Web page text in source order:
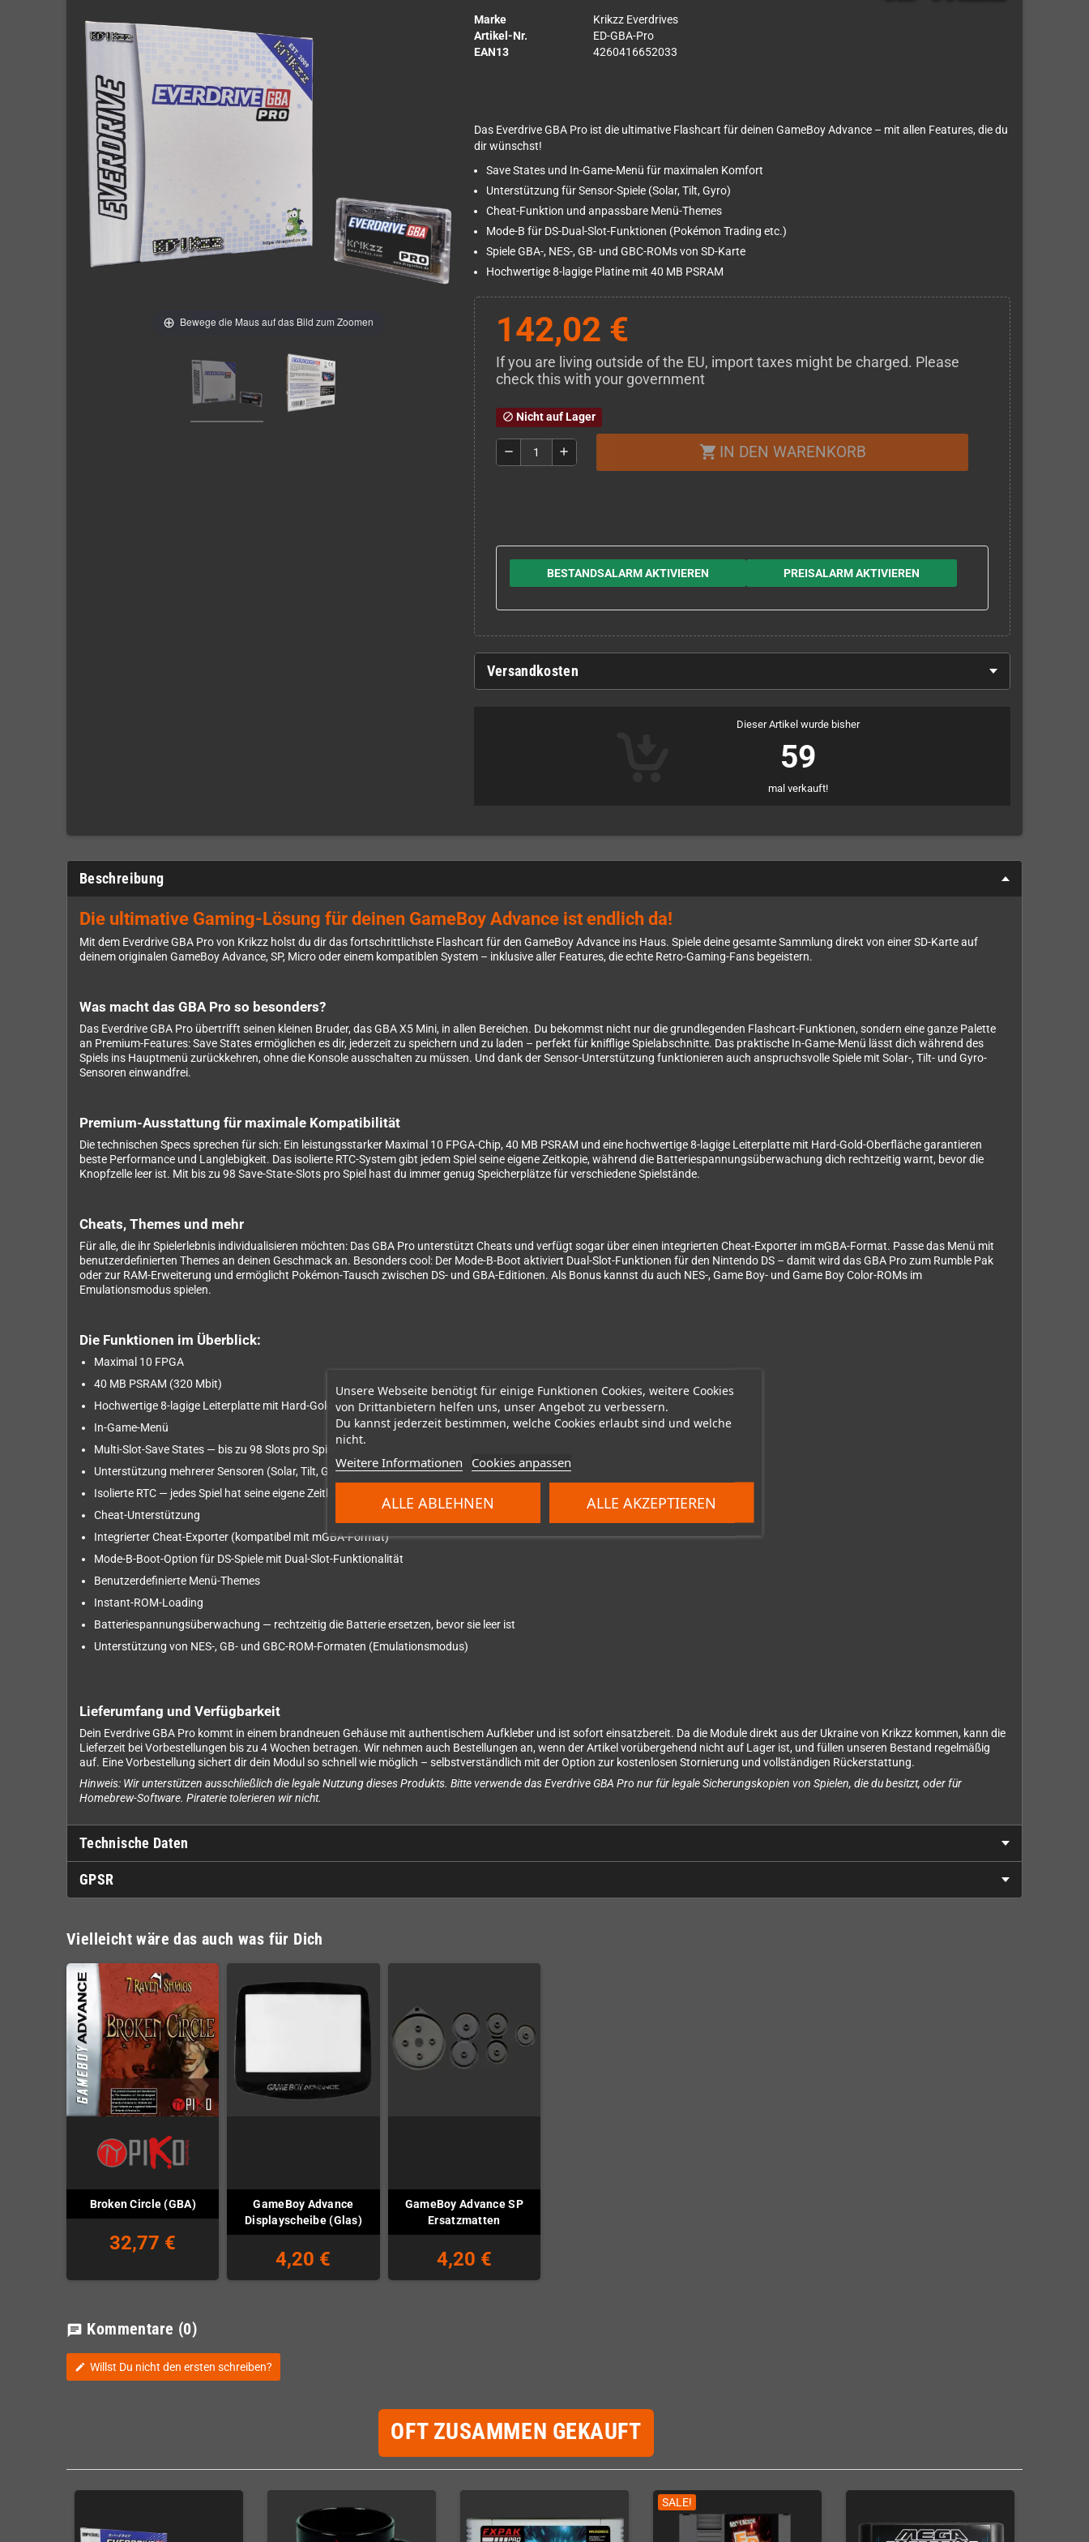
Unsere Webseite benötigt für einige Funktionen Cookies, weitere Cookies
von Drittanbietern helfen uns, unser Angebot zu verbessern.
Du kannst jederzeit bestimmen, welche Cookies erlaubt sind und welche
nicht.
Weitere Informationen Cookies anpassen
ALLE ABLEHNEN ALLE AKZEPTIEREN
Bewege die Maus auf das Bild zum Zoomen
Marke
Krikzz Everdrives
Artikel-Nr.
ED-GBA-Pro
EAN13
4260416652033
Das Everdrive GBA Pro ist die ultimative Flashcart für deinen GameBoy Advance – mit allen Features, die du
dir wünschst!
Save States und In-Game-Menü für maximalen Komfort
Unterstützung für Sensor-Spiele (Solar, Tilt, Gyro)
Cheat-Funktion und anpassbare Menü-Themes
Mode-B für DS-Dual-Slot-Funktionen (Pokémon Trading etc.)
Spiele GBA-, NES-, GB- und GBC-ROMs von SD-Karte
Hochwertige 8-lagige Platine mit 40 MB PSRAM
142,02 €
If you are living outside of the EU, import taxes might be charged. Please
check this with your government
block Nicht auf Lager
remove add shopping_cart IN DEN WARENKORB
BESTANDSALARM AKTIVIEREN PREISALARM AKTIVIEREN
Versandkosten
Dieser Artikel wurde bisher
59
mal verkauft!
Beschreibung
Die ultimative Gaming-Lösung für deinen GameBoy Advance ist endlich da!
Mit dem Everdrive GBA Pro von Krikzz holst du dir das fortschrittlichste Flashcart für den GameBoy Advance ins Haus. Spiele deine gesamte Sammlung direkt von einer SD-Karte auf
deinem originalen GameBoy Advance, SP, Micro oder einem kompatiblen System – inklusive aller Features, die echte Retro-Gaming-Fans begeistern.
Was macht das GBA Pro so besonders?
Das Everdrive GBA Pro übertrifft seinen kleinen Bruder, das GBA X5 Mini, in allen Bereichen. Du bekommst nicht nur die grundlegenden Flashcart-Funktionen, sondern eine ganze Palette
an Premium-Features: Save States ermöglichen es dir, jederzeit zu speichern und zu laden – perfekt für knifflige Spielabschnitte. Das praktische In-Game-Menü lässt dich während des
Spiels ins Hauptmenü zurückkehren, ohne die Konsole ausschalten zu müssen. Und dank der Sensor-Unterstützung funktionieren auch anspruchsvolle Spiele mit Solar-, Tilt- und Gyro-
Sensoren einwandfrei.
Premium-Ausstattung für maximale Kompatibilität
Die technischen Specs sprechen für sich: Ein leistungsstarker Maximal 10 FPGA-Chip, 40 MB PSRAM und eine hochwertige 8-lagige Leiterplatte mit Hard-Gold-Oberfläche garantieren
beste Performance und Langlebigkeit. Das isolierte RTC-System gibt jedem Spiel seine eigene Zeitkopie, während die Batteriespannungsüberwachung dich rechtzeitig warnt, bevor die
Knopfzelle leer ist. Mit bis zu 98 Save-State-Slots pro Spiel hast du immer genug Speicherplätze für verschiedene Spielstände.
Cheats, Themes und mehr
Für alle, die ihr Spielerlebnis individualisieren möchten: Das GBA Pro unterstützt Cheats und verfügt sogar über einen integrierten Cheat-Exporter im mGBA-Format. Passe das Menü mit
benutzerdefinierten Themes an deinen Geschmack an. Besonders cool: Der Mode-B-Boot aktiviert Dual-Slot-Funktionen für den Nintendo DS – damit wird das GBA Pro zum Rumble Pak
oder zur RAM-Erweiterung und ermöglicht Pokémon-Tausch zwischen DS- und GBA-Editionen. Als Bonus kannst du auch NES-, Game Boy- und Game Boy Color-ROMs im
Emulationsmodus spielen.
Die Funktionen im Überblick:
Maximal 10 FPGA
40 MB PSRAM (320 Mbit)
Hochwertige 8-lagige Leiterplatte mit Hard-Gold-Oberfläche
In-Game-Menü
Multi-Slot-Save States — bis zu 98 Slots pro Spiel
Unterstützung mehrerer Sensoren (Solar, Tilt, Gyro)
Isolierte RTC — jedes Spiel hat seine eigene Zeitkopie
Cheat-Unterstützung
Integrierter Cheat-Exporter (kompatibel mit mGBA-Format)
Mode-B-Boot-Option für DS-Spiele mit Dual-Slot-Funktionalität
Benutzerdefinierte Menü-Themes
Instant-ROM-Loading
Batteriespannungsüberwachung — rechtzeitig die Batterie ersetzen, bevor sie leer ist
Unterstützung von NES-, GB- und GBC-ROM-Formaten (Emulationsmodus)
Lieferumfang und Verfügbarkeit
Dein Everdrive GBA Pro kommt in einem brandneuen Gehäuse mit authentischem Aufkleber und ist sofort einsatzbereit. Da die Module direkt aus der Ukraine von Krikzz kommen, kann die
Lieferzeit bei Vorbestellungen bis zu 4 Wochen betragen. Wir nehmen auch Bestellungen an, wenn der Artikel vorübergehend nicht auf Lager ist, und füllen unseren Bestand regelmäßig
auf. Eine Vorbestellung sichert dir dein Modul so schnell wie möglich – selbstverständlich mit der Option zur kostenlosen Stornierung und vollständigen Rückerstattung.
Hinweis: Wir unterstützen ausschließlich die legale Nutzung dieses Produkts. Bitte verwende das Everdrive GBA Pro nur für legale Sicherungskopien von Spielen, die du besitzt, oder für
Homebrew-Software. Piraterie tolerieren wir nicht.
Technische Daten
GPSR
Vielleicht wäre das auch was für Dich
Broken Circle (GBA)
32,77 €
GameBoy Advance
Displayscheibe (Glas)
4,20 €
GameBoy Advance SP
Ersatzmatten
4,20 €
chat Kommentare (0)
edit Willst Du nicht den ersten schreiben?
OFT ZUSAMMEN GEKAUFT
SALE!